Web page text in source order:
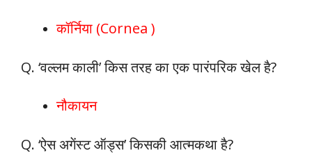
कॉर्निया (Cornea )
Q. ‘वल्लम काली’ किस तरह का एक पारंपरिक खेल है?
नौकायन
Q. ‘ऐस अगेंस्ट ऑड्स’ किसकी आत्मकथा है?